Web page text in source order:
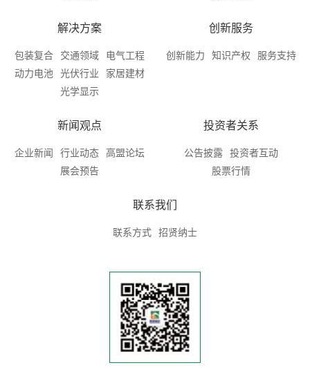
解决方案
包装复合 交通领域
电气工程
动力电池
光伏行业
家居建材
光学显示
创新服务
创新能力 知识产权 服务支持
新闻观点
企业新闻 行业动态
高盟论坛
展会预告
投资者关系
公告披露
投资者互动
股票行情
联系我们
联系方式 招贤纳士